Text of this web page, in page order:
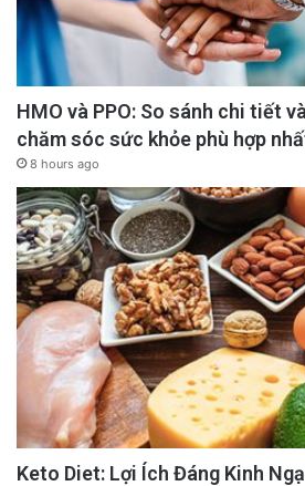
HMO và PPO: So sánh chi tiết
chăm sóc sức khỏe phù hợp
8 hours ago
Keto Diet: Lợi Ích Đáng Kinh